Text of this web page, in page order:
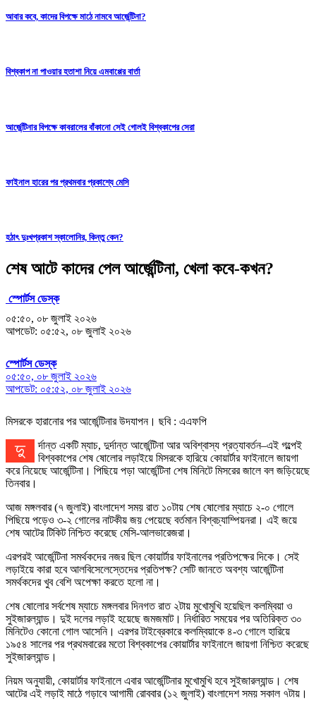
আবার কবে, কাদের বিপক্ষে মাঠে নামবে আর্জেন্টিনা?
বিশ্বকাপ না পাওয়ার হতাশা নিয়ে এমবাপ্পের বার্তা
আর্জেন্টিনার বিপক্ষে কাবরালের বাঁকানো সেই গোলই বিশ্বকাপের সেরা
ফাইনাল হারের পর প্রথমবার প্রকাশ্যে মেসি
হঠাৎ দুঃখপ্রকাশ স্কালোনির, কিন্তু কেন?
শেষ আটে কাদের পেল আর্জেন্টিনা, খেলা কবে-কখন?
স্পোর্টস ডেস্ক
০৫:৫০, ০৮ জুলাই ২০২৬
আপডেট: ০৫:৫২, ০৮ জুলাই ২০২৬
স্পোর্টস ডেস্ক
০৫:৫০, ০৮ জুলাই ২০২৬
আপডেট: ০৫:৫২, ০৮ জুলাই ২০২৬
মিসরকে হারানোর পর আর্জেন্টিনার উদযাপন। ছবি : এএফপি
দুর্দান্ত একটি ম্যাচ, দুর্দান্ত আর্জেন্টিনা আর অবিশ্বাস্য প্রত্যাবর্তন–এই গল্পেই
বিশ্বকাপের শেষ ষোলোর লড়াইয়ে মিসরকে হারিয়ে কোয়ার্টার ফাইনালে জায়গা
করে নিয়েছে আর্জেন্টিনা। পিছিয়ে পড়া আর্জেন্টিনা শেষ মিনিটে মিসরের জালে বল জড়িয়েছে
তিনবার।
আজ মঙ্গলবার (৭ জুলাই) বাংলাদেশ সময় রাত ১০টায় শেষ ষোলোর ম্যাচে ২-০ গোলে
পিছিয়ে পড়েও ৩-২ গোলের নাটকীয় জয় পেয়েছে বর্তমান বিশ্বচ্যাম্পিয়নরা। এই জয়ে
শেষ আটের টিকিট নিশ্চিত করেছে মেসি-আলভারেজরা।
এরপরই আর্জেন্টিনা সমর্থকদের নজর ছিল কোয়ার্টার ফাইনালের প্রতিপক্ষের দিকে। সেই
লড়াইয়ে কারা হবে আলবিসেলেস্তেদের প্রতিপক্ষ? সেটি জানতে অবশ্য আর্জেন্টিনা
সমর্থকদের খুব বেশি অপেক্ষা করতে হলো না।
শেষ ষোলোর সর্বশেষ ম্যাচে মঙ্গলবার দিনগত রাত ২টায় মুখোমুখি হয়েছিল কলম্বিয়া ও
সুইজারল্যান্ড। দুই দলের লড়াই হয়েছে জমজমাট। নির্ধারিত সময়ের পর অতিরিক্ত ৩০
মিনিটেও কোনো গোল আসেনি। এরপর টাইব্রেকারে কলম্বিয়াকে ৪-৩ গোলে হারিয়ে
১৯৫৪ সালের পর প্রথমবারের মতো বিশ্বকাপের কোয়ার্টার ফাইনালে জায়গা নিশ্চিত করেছে
সুইজারল্যান্ড।
নিয়ম অনুযায়ী, কোয়ার্টার ফাইনালে এবার আর্জেন্টিনার মুখোমুখি হবে সুইজারল্যান্ড। শেষ
আটের এই লড়াই মাঠে গড়াবে আগামী রোববার (১২ জুলাই) বাংলাদেশ সময় সকাল ৭টায়।